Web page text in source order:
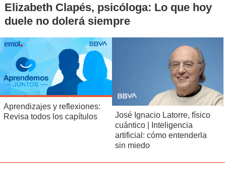
Elizabeth Clapés, psicóloga: Lo que hoy
duele no dolerá siempre
Aprendizajes y reflexiones:
Revisa todos los capítulos
José Ignacio Latorre, físico
cuántico | Inteligencia
artificial: cómo entenderla
sin miedo